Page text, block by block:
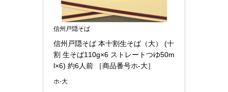
信州戸隠そば
信州戸隠そば 本十割生そば（大） (十
割 生そば110g×6 ストレートつゆ50m
l×6) 約6人前 ［商品番号ホ-大］
ホ-大